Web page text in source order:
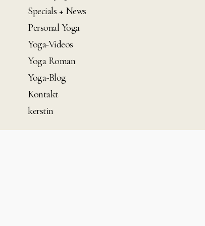
Specials + News
Personal Yoga
Yoga-Videos
Yoga Roman
Yoga-Blog
Kontakt
kerstin